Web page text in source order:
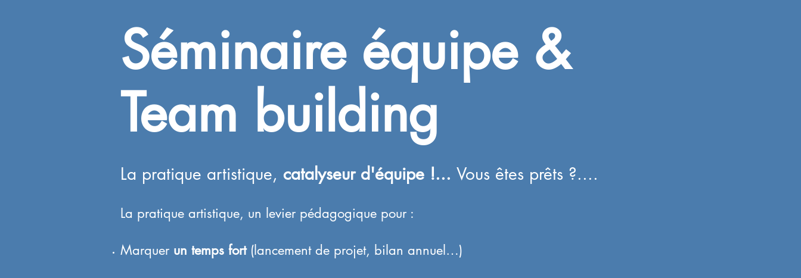
Séminaire équipe &
Team building
La pratique artistique, catalyseur d'équipe !... Vous êtes prêts ?....
La pratique artistique, un levier pédagogique pour :
Marquer un temps fort(lancement de projet, bilan annuel…)